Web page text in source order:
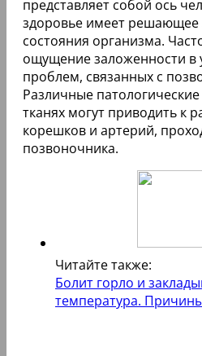
представляет собой ось
здоровье имеет решающее
состояния организма.
ощущение заложенности в
проблем, связанных с
Различные
тканях могут приводить к
корешков и артерий,
позвоночника.
Читайте также:
Болит горло и
температура.